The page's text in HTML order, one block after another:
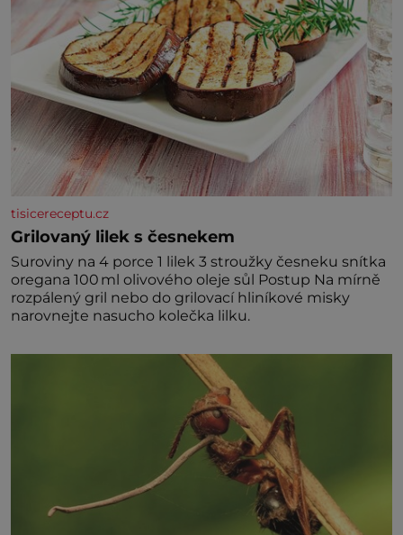
tisicereceptu.cz
Grilovaný lilek s česnekem
Suroviny na 4 porce 1 lilek 3 stroužky česneku snítka
oregana 100 ml olivového oleje sůl Postup Na mírně
rozpálený gril nebo do grilovací hliníkové misky
narovnejte nasucho kolečka lilku.